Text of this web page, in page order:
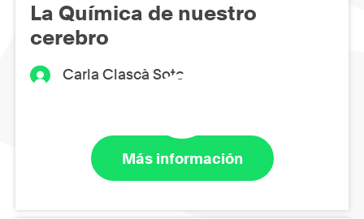
La Química de nuestro
cerebro
Carla Clascà Soto
Más información